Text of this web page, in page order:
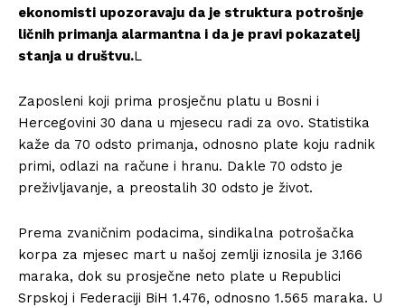
ekonomisti upozoravaju da je struktura potrošnje
ličnih primanja alarmantna i da je pravi pokazatelj
stanja u društvu.L
Zaposleni koji prima prosječnu platu u Bosni i
Hercegovini 30 dana u mjesecu radi za ovo. Statistika
kaže da 70 odsto primanja, odnosno plate koju radnik
primi, odlazi na račune i hranu. Dakle 70 odsto je
preživljavanje, a preostalih 30 odsto je život.
Prema zvaničnim podacima, sindikalna potrošačka
korpa za mjesec mart u našoj zemlji iznosila je 3.166
maraka, dok su prosječne neto plate u Republici
Srpskoj i Federaciji BiH 1.476, odnosno 1.565 maraka. U